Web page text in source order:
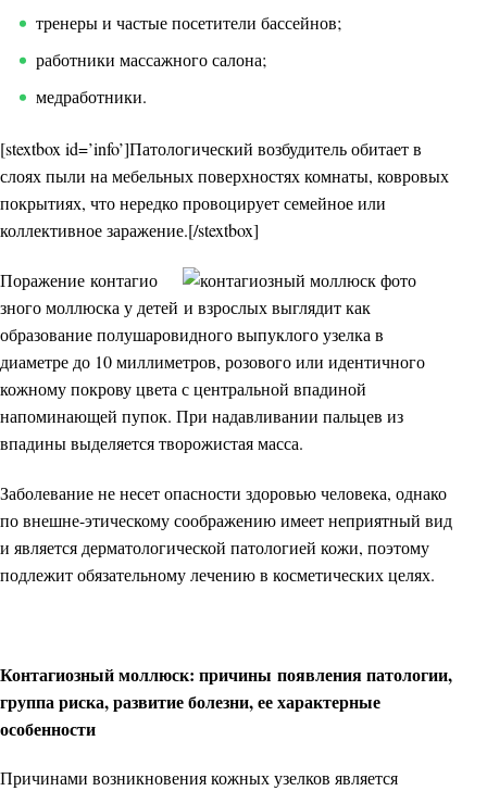
тренеры и частые посетители бассейнов;
работники массажного салона;
медработники.
[stextbox id=’info’]Патологический возбудитель обитает в
слоях пыли на мебельных поверхностях комнаты, ковровых
покрытиях, что нередко провоцирует семейное или
коллективное заражение.[/stextbox]
Поражение контагио
зного моллюска у детей и взрослых выглядит как
образование полушаровидного выпуклого узелка в
диаметре до 10 миллиметров, розового или идентичного
кожному покрову цвета с центральной впадиной
напоминающей пупок. При надавливании пальцев из
впадины выделяется творожистая масса.
Заболевание не несет опасности здоровью человека, однако
по внешне-этическому соображению имеет неприятный вид
и является дерматологической патологией кожи, поэтому
подлежит обязательному лечению в косметических целях.
Контагиозный моллюск: причины появления патологии,
группа риска, развитие болезни, ее характерные
особенности
Причинами возникновения кожных узелков является